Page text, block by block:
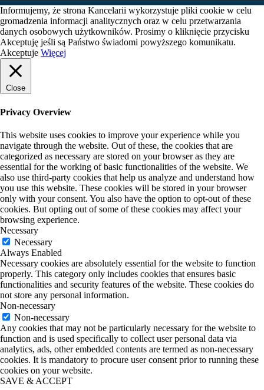
Informujemy, że strona Kancelarii wykorzystuje pliki cookie w celu
gromadzenia informacji analitycznych oraz w celu przetwarzania
danych osobowych użytkowników. Prosimy o kliknięcie przycisku
Akceptuję jeśli są Państwo świadomi powyższego komunikatu.
Akceptuje Więcej
Close
Privacy Overview
This website uses cookies to improve your experience while you
navigate through the website. Out of these, the cookies that are
categorized as necessary are stored on your browser as they are
essential for the working of basic functionalities of the website. We
also use third-party cookies that help us analyze and understand how
you use this website. These cookies will be stored in your browser
only with your consent. You also have the option to opt-out of these
cookies. But opting out of some of these cookies may affect your
browsing experience.
Necessary
Necessary
Always Enabled
Necessary cookies are absolutely essential for the website to function
properly. This category only includes cookies that ensures basic
functionalities and security features of the website. These cookies do
not store any personal information.
Non-necessary
Non-necessary
Any cookies that may not be particularly necessary for the website to
function and is used specifically to collect user personal data via
analytics, ads, other embedded contents are termed as non-necessary
cookies. It is mandatory to procure user consent prior to running these
cookies on your website.
SAVE & ACCEPT